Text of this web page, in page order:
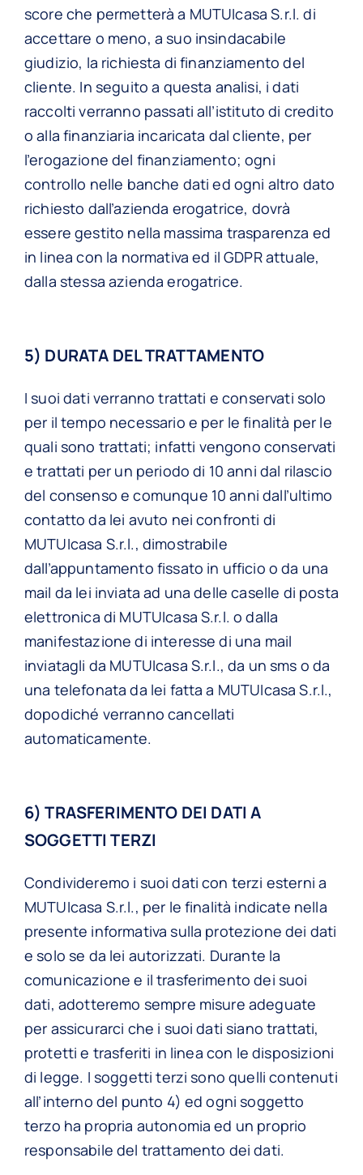
score che permetterà a MUTUIcasa S.r.l. di
accettare o meno, a suo insindacabile
giudizio, la richiesta di finanziamento del
cliente. In seguito a questa analisi, i dati
raccolti verranno passati all’istituto di credito
o alla finanziaria incaricata dal cliente, per
l’erogazione del finanziamento; ogni
controllo nelle banche dati ed ogni altro dato
richiesto dall’azienda erogatrice, dovrà
essere gestito nella massima trasparenza ed
in linea con la normativa ed il GDPR attuale,
dalla stessa azienda erogatrice.
5) DURATA DEL TRATTAMENTO
I suoi dati verranno trattati e conservati solo
per il tempo necessario e per le finalità per le
quali sono trattati; infatti vengono conservati
e trattati per un periodo di 10 anni dal rilascio
del consenso e comunque 10 anni dall’ultimo
contatto da lei avuto nei confronti di
MUTUIcasa S.r.l., dimostrabile
dall’appuntamento fissato in ufficio o da una
mail da lei inviata ad una delle caselle di posta
elettronica di MUTUIcasa S.r.l. o dalla
manifestazione di interesse di una mail
inviatagli da MUTUIcasa S.r.l., da un sms o da
una telefonata da lei fatta a MUTUIcasa S.r.l.,
dopodiché verranno cancellati
automaticamente.
6) TRASFERIMENTO DEI DATI A
SOGGETTI TERZI
Condivideremo i suoi dati con terzi esterni a
MUTUIcasa S.r.l., per le finalità indicate nella
presente informativa sulla protezione dei dati
e solo se da lei autorizzati. Durante la
comunicazione e il trasferimento dei suoi
dati, adotteremo sempre misure adeguate
per assicurarci che i suoi dati siano trattati,
protetti e trasferiti in linea con le disposizioni
di legge. I soggetti terzi sono quelli contenuti
all’interno del punto 4) ed ogni soggetto
terzo ha propria autonomia ed un proprio
responsabile del trattamento dei dati.